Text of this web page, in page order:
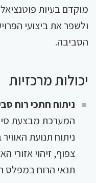
מוקדם בעיות
ולשפר את ביצועי
הסביבה.
יכולות מרכזיות
ניתוח חתכי רוח
ניתוח תנועת
צפוף, זיהוי אזורי
תנאי הרוח במפלס